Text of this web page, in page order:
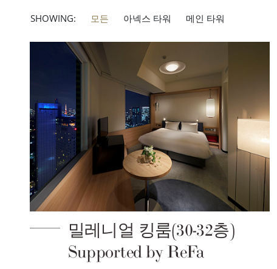
SHOWING: 모든 아넥스 타워 메인 타워
밀레니얼 킹룸(30-32층)
Supported by ReFa